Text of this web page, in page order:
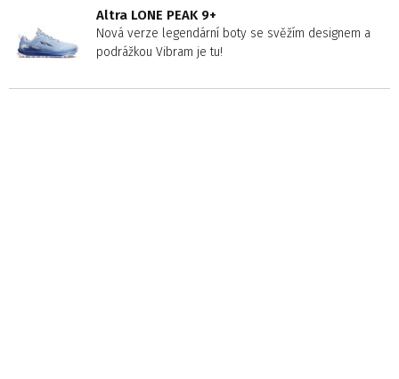
Altra LONE PEAK 9+
Nová verze legendární boty se svěžím designem a
podrážkou Vibram je tu!